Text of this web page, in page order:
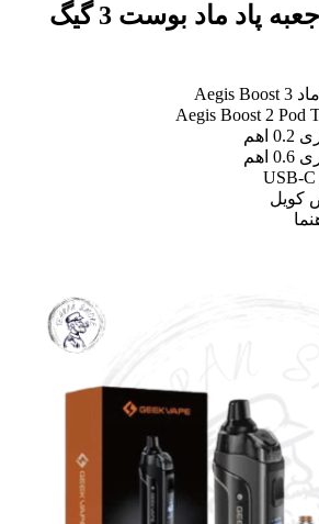
محتویات داخل جعبه پاد ماد بوست 3 گیگ